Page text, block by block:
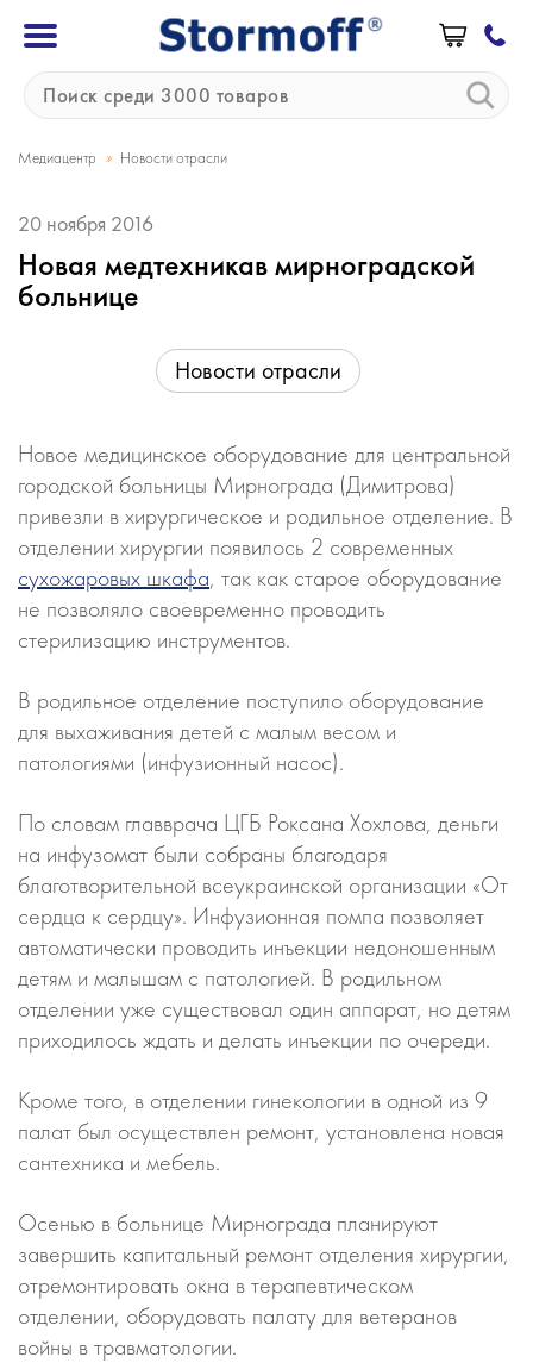
Медиацентр » Новости отрасли
20 ноября 2016
Новая медтехникав мирноградской
больнице
Новости отрасли
Новое медицинское оборудование для центральной
городской больницы Мирнограда (Димитрова)
привезли в хирургическое и родильное отделение. В
отделении хирургии появилось 2 современных
сухожаровых шкафа, так как старое оборудование
не позволяло своевременно проводить
стерилизацию инструментов.
В родильное отделение поступило оборудование
для выхаживания детей с малым весом и
патологиями (инфузионный насос).
По словам главврача ЦГБ Роксана Хохлова, деньги
на инфузомат были собраны благодаря
благотворительной всеукраинской организации «От
сердца к сердцу». Инфузионная помпа позволяет
автоматически проводить инъекции недоношенным
детям и малышам с патологией. В родильном
отделении уже существовал один аппарат, но детям
приходилось ждать и делать инъекции по очереди.
Кроме того, в отделении гинекологии в одной из 9
палат был осуществлен ремонт, установлена новая
сантехника и мебель.
Осенью в больнице Мирнограда планируют
завершить капитальный ремонт отделения хирургии,
отремонтировать окна в терапевтическом
отделении, оборудовать палату для ветеранов
войны в травматологии.